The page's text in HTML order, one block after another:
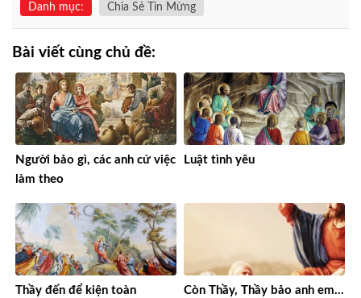
Danh mục: Chia Sẻ Tin Mừng
Bài viết cùng chủ đề:
Người bảo gì, các anh cứ việc
làm theo
Luật tình yêu
Thầy đến để kiện toàn Còn Thầy, Thầy bảo anh em…